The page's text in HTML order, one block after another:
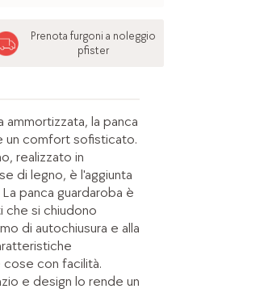
Prenota furgoni a noleggio
pfister
ammortizzata, la panca
un comfort sofisticato.
realizzato in
di legno, è l'aggiunta
panca guardaroba è
che si chiudono
di autochiusura e alla
con facilità.
e design lo rende un